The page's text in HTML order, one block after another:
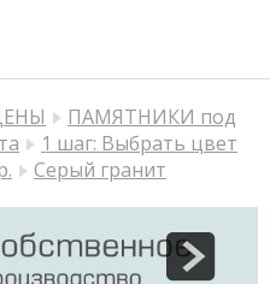
ПАМЯТНИКИ под
1 шаг: Выбрать цвет
Серый гранит